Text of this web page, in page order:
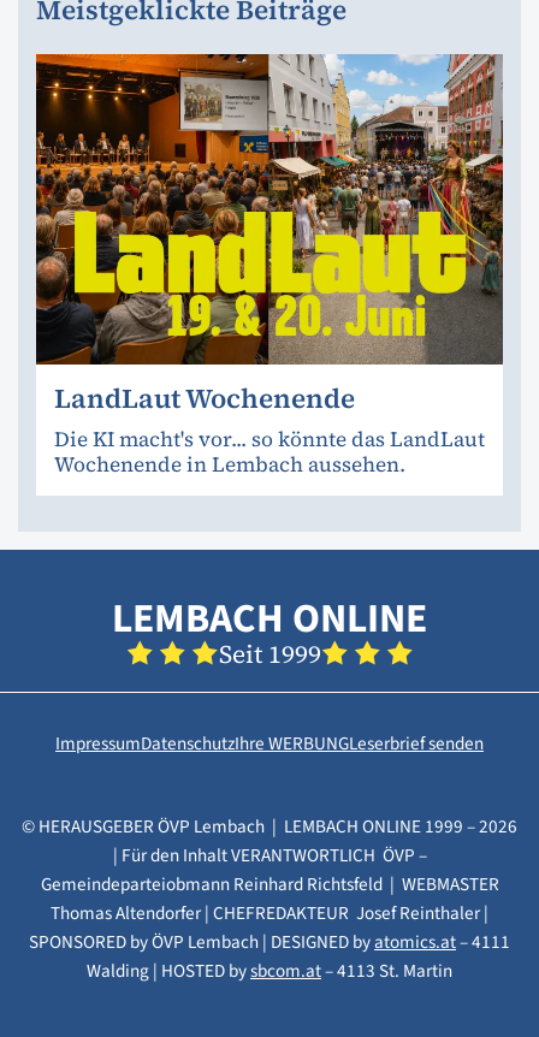
Meistgeklickte Beiträge
LandLaut Wochenende
Die KI macht's vor... so könnte das LandLaut
Wochenende in Lembach aussehen.
LEMBACH ONLINE
Seit 1999
ImpressumDatenschutzIhre WERBUNGLeserbrief senden
© HERAUSGEBER ÖVP Lembach | LEMBACH ONLINE 1999 – 2026
| Für den Inhalt VERANTWORTLICH ÖVP –
Gemeindeparteiobmann Reinhard Richtsfeld | WEBMASTER
Thomas Altendorfer | CHEFREDAKTEUR Josef Reinthaler |
SPONSORED by ÖVP Lembach | DESIGNED byatomics.at– 4111
Walding | HOSTED bysbcom.at– 4113 St. Martin